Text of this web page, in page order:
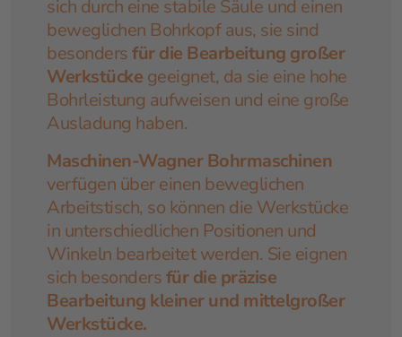
sich durch eine stabile Säule und einen
beweglichen Bohrkopf aus, sie sind
besondersfür die Bearbeitung großer
Werkstücke geeignet, da sie eine hohe
Bohrleistung aufweisen und eine große
Ausladung haben.
Maschinen-Wagner Bohrmaschinen
verfügen über einen beweglichen
Arbeitstisch, so können die Werkstücke
in unterschiedlichen Positionen und
Winkeln bearbeitet werden. Sie eignen
sich besondersfür die präzise
Bearbeitung kleiner und mittelgroßer
Werkstücke.